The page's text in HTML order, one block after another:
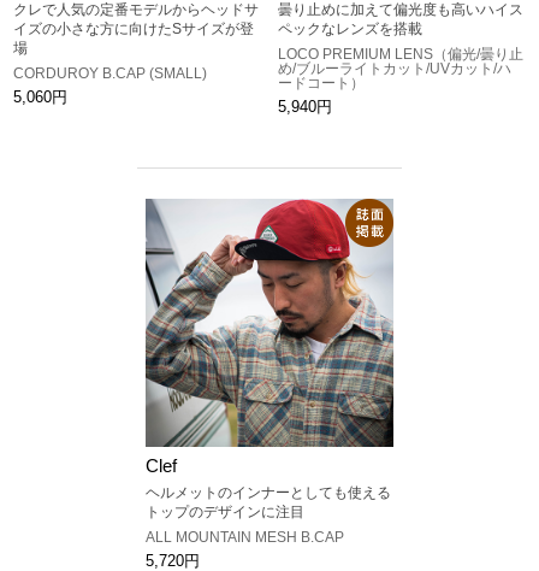
クレで人気の定番モデルからヘッドサ
イズの小さな方に向けたSサイズが登
場
CORDUROY B.CAP (SMALL)
5,060円
曇り止めに加えて偏光度も高いハイス
ペックなレンズを搭載
LOCO PREMIUM LENS（偏光/曇り止
め/ブルーライトカット/UVカット/ハ
ードコート）
5,940円
Clef
ヘルメットのインナーとしても使える
トップのデザインに注目
ALL MOUNTAIN MESH B.CAP
5,720円